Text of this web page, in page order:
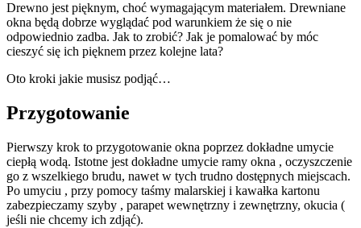
Drewno jest pięknym, choć wymagającym materiałem. Drewniane
okna będą dobrze wyglądać pod warunkiem że się o nie
odpowiednio zadba. Jak to zrobić? Jak je pomalować by móc
cieszyć się ich pięknem przez kolejne lata?
Oto kroki jakie musisz podjąć…
Przygotowanie
Pierwszy krok to przygotowanie okna poprzez dokładne umycie
ciepłą wodą. Istotne jest dokładne umycie ramy okna , oczyszczenie
go z wszelkiego brudu, nawet w tych trudno dostępnych miejscach.
Po umyciu , przy pomocy taśmy malarskiej i kawałka kartonu
zabezpieczamy szyby , parapet wewnętrzny i zewnętrzny, okucia (
jeśli nie chcemy ich zdjąć).